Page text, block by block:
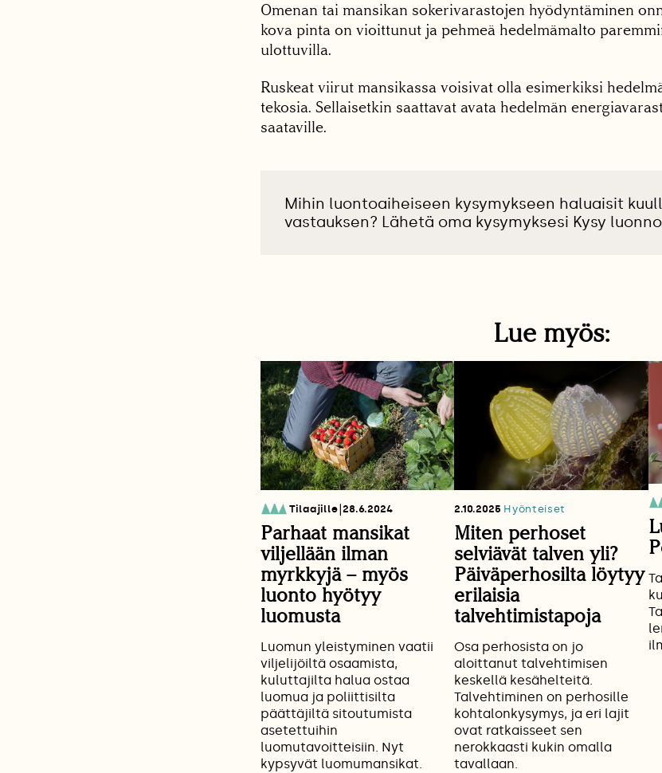
Omenan tai mansikan sokerivarastojen hyödyntäminen
kova pinta on vioittunut ja pehmeä hedelmämalto
ulottuvilla.
Ruskeat viirut mansikassa voisivat olla esimerkiksi
tekosia. Sellaisetkin saattavat avata hedelmän
saataville.
Mihin luontoaiheiseen kysymykseen haluaisit
vastauksen? Lähetä oma kysymyksesi Kysy
Lue myös:
Tilaajille 28.6.2024
Arjen Valinnat
Parhaat mansikat
viljellään ilman
myrkkyjä – myös
luonto hyötyy
luomusta
Luomun yleistyminen vaatii
viljelijöiltä osaamista,
kuluttajilta halua ostaa
luomua ja poliittisilta
päättäjiltä sitoutumista
asetettuihin
luomutavoitteisiin. Nyt
kypsyvät luomumansikat.
2.10.2025 Hyönteiset
Miten perhoset
selviävät talven yli?
Päiväperhosilta löytyy
erilaisia
talvehtimistapoja
Osa perhosista on jo
aloittanut talvehtimisen
keskellä kesähelteitä.
Talvehtiminen on perhosille
kohtalonkysymys, ja eri lajit
ovat ratkaisseet sen
nerokkaasti kukin omalla
tavallaan.